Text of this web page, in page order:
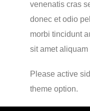
venenatis cras
donec et odio
morbi tincidunt
sit amet aliquam
Please active
theme option.